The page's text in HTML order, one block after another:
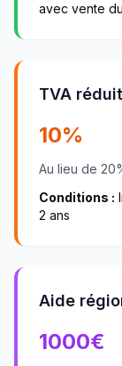
avec vente
TVA
10%
Au lieu de
Conditions :
2 ans
Aide
1000€